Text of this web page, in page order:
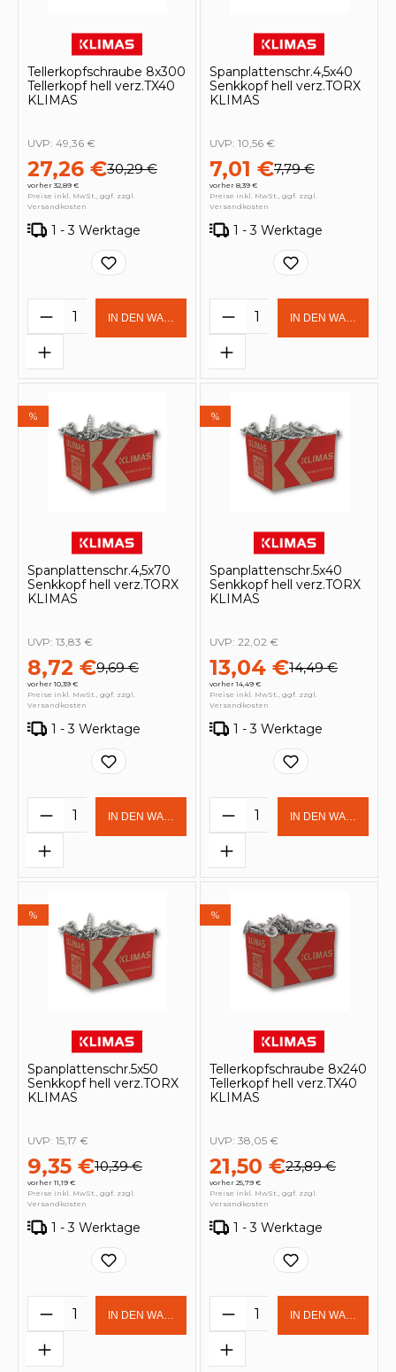
Tellerkopfschraube 8x300
Tellerkopf hell verz.TX40
KLIMAS
27,26 €30,29 €
vorher 32,89 €
UVP: 49,36 €
Preise inkl. MwSt., ggf. zzgl.
Versandkosten
1 - 3 Werktage
Produkt Anzahl: Gib den
IN DEN WARENKORB
Spanplattenschr.4,5x40
Senkkopf hell verz.TORX
KLIMAS
7,01 €7,79 €
vorher 8,39 €
UVP: 10,56 €
Preise inkl. MwSt., ggf. zzgl.
Versandkosten
1 - 3 Werktage
Produkt Anzahl:
IN DEN
%
Spanplattenschr.4,5x70
Senkkopf hell verz.TORX
KLIMAS
8,72 €9,69 €
vorher 10,39 €
UVP: 13,83 €
Preise inkl. MwSt., ggf. zzgl.
Versandkosten
1 - 3 Werktage
Produkt Anzahl: Gib den
IN DEN WARENKORB
%
Spanplattenschr.5x40
Senkkopf hell verz.TORX
KLIMAS
13,04 €14,49 €
vorher 14,49 €
UVP: 22,02 €
Preise inkl. MwSt., ggf. zzgl.
Versandkosten
1 - 3 Werktage
Produkt Anzahl:
IN DEN
%
Spanplattenschr.5x50
Senkkopf hell verz.TORX
KLIMAS
9,35 €10,39 €
vorher 11,19 €
UVP: 15,17 €
Preise inkl. MwSt., ggf. zzgl.
Versandkosten
1 - 3 Werktage
Produkt Anzahl: Gib den
IN DEN WARENKORB
%
Tellerkopfschraube 8x240
Tellerkopf hell verz.TX40
KLIMAS
21,50 €23,89 €
vorher 25,79 €
UVP: 38,05 €
Preise inkl. MwSt., ggf. zzgl.
Versandkosten
1 - 3 Werktage
Produkt Anzahl:
IN DEN